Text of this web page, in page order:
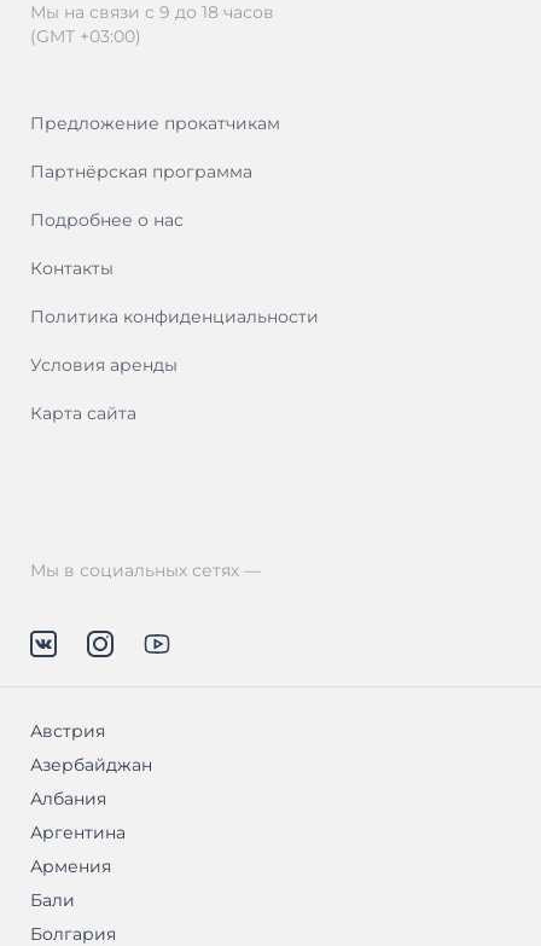
Предложение прокатчикам
Партнёрская программа
Подробнее о нас
Контакты
Политика конфиденциальности
Условия аренды
Карта сайта
Мы в социальных сетях —
Мы на связи с 9 до 18 часов
(GMT +03:00)
Австрия
Азербайджан
Албания
Аргентина
Армения
Бали
Болгария